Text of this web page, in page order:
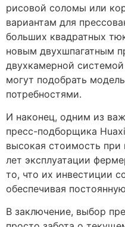
рисовой соломы или
вариантам для
больших квадратных
новым двухшпагатным
двухкамерной
могут подобрать
потребностями.
И наконец, одним из
пресс-подборщика
высокая стоимость
лет эксплуатации
то, что их инвестиции
обеспечивая
В заключение, выбор